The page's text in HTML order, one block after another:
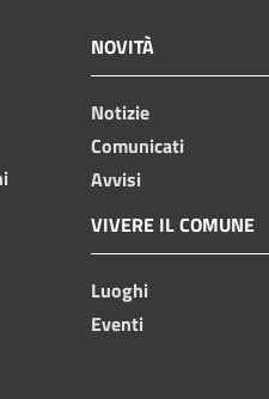
NOVITÀ
Notizie
Comunicati
Avvisi
VIVERE IL COMUNE
Luoghi
Eventi